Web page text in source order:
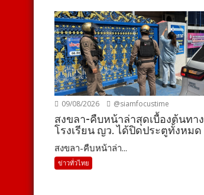
09/08/2026 @siamfocustime
สงขลา-คืบหน้าล่าสุดเบื้องต้นทาง
โรงเรียน ญว. ได้ปิดประตูทั้งหมด
สงขลา-คืบหน้าล่า...
ข่าวทั่วไทย